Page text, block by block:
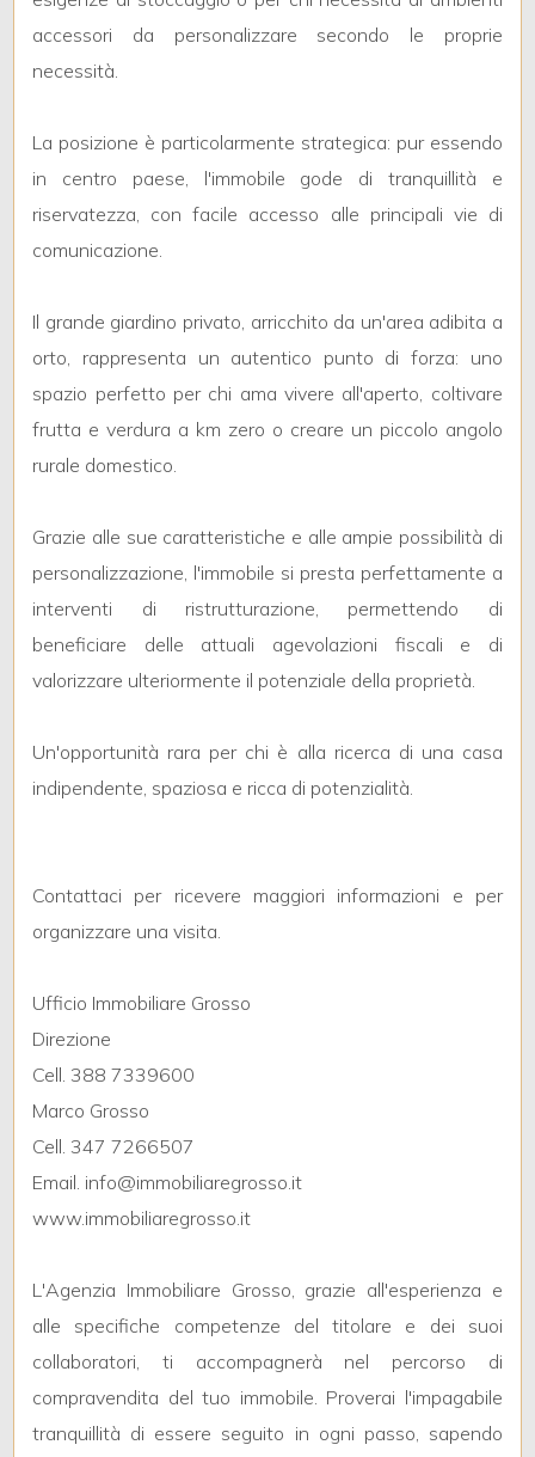
accessori da personalizzare secondo le proprie
necessità.
La posizione è particolarmente strategica: pur essendo
in centro paese, l'immobile gode di tranquillità e
riservatezza, con facile accesso alle principali vie di
comunicazione.
Il grande giardino privato, arricchito da un'area adibita a
orto, rappresenta un autentico punto di forza: uno
spazio perfetto per chi ama vivere all'aperto, coltivare
frutta e verdura a km zero o creare un piccolo angolo
rurale domestico.
Grazie alle sue caratteristiche e alle ampie possibilità di
personalizzazione, l'immobile si presta perfettamente a
interventi di ristrutturazione, permettendo di
beneficiare delle attuali agevolazioni fiscali e di
valorizzare ulteriormente il potenziale della proprietà.
Un'opportunità rara per chi è alla ricerca di una casa
indipendente, spaziosa e ricca di potenzialità.
Contattaci per ricevere maggiori informazioni e per
organizzare una visita.
Ufficio Immobiliare Grosso
Direzione
Cell. 388 7339600
Marco Grosso
Cell. 347 7266507
Email. info@immobiliaregrosso.it
www.immobiliaregrosso.it
L'Agenzia Immobiliare Grosso, grazie all'esperienza e
alle specifiche competenze del titolare e dei suoi
collaboratori, ti accompagnerà nel percorso di
compravendita del tuo immobile. Proverai l'impagabile
tranquillità di essere seguito in ogni passo, sapendo
5+
Bagni
minimi
Qualsiasi
1
2
Camere
minime
3
4
5
Altre
-
multiscelta